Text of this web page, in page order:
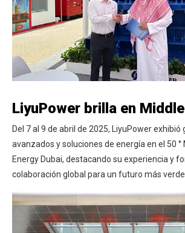
Del 7 al 9 de abril de 2025, LiyuPower
avanzados y soluciones de energía en el 50 °
Energy Dubai, destacando su experiencia y
colaboración global para un futuro más verde.